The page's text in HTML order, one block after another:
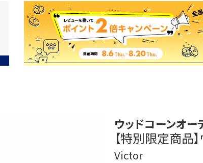
ウッドコーンオ
【特別限定商品
Victor